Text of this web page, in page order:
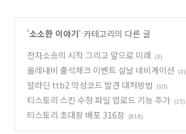
'소소한 이야기' 카테고리의 다른 글
전자소송의 시작 그리고 앞으로 미래
(3)
올레내비 출석체크 이벤트 설날 네비게이션 (3)
알라딘 ttb2 악성코드 발견 대처방법 (10)
티스토리 스킨 수정 파일 업로드 기능 추가 (15)
티스토리 초대장 배포 316장 (818)